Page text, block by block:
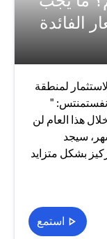
الفائدة
لمنطقة
"
هذا العام لن
سيجد
بشكل متزايد
استمع